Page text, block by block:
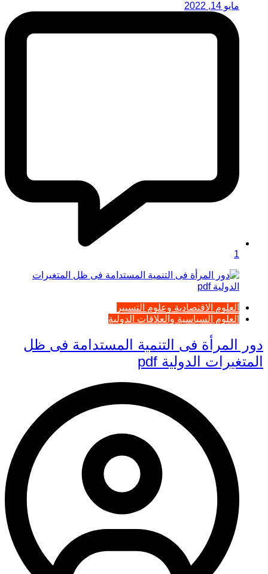
مايو 14, 2022
1
العلوم الاقتصادية وعلوم التسيير
العلوم السياسية والعلاقات الدولية
دور المرأة فى التنمية المستدامة فى ظل
المتغيرات الدولية pdf